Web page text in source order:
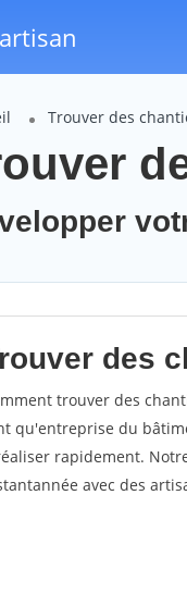
Trouver des
des
trouver des
qu'entreprise du
rapidement.
avec des